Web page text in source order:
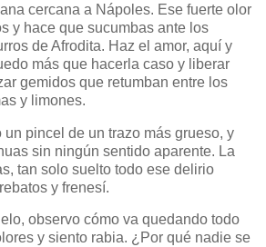
cercana a Nápoles. Ese fuerte olor
y hace que sucumbas ante los
de Afrodita. Haz el amor, aquí y
más que hacerla caso y liberar
gemidos que retumban entre los
y limones.
un pincel de un trazo más grueso, y
sin ningún sentido aparente. La
tan solo suelto todo ese delirio
y frenesí.
observo cómo va quedando todo
y siento rabia. ¿Por qué nadie se